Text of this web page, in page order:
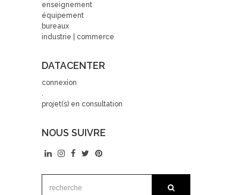
enseignement
équipement
bureaux
industrie | commerce
DATACENTER
connexion
.
projet(s) en consultation
NOUS SUIVRE